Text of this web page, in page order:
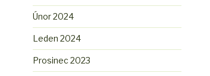
Únor 2024
Leden 2024
Prosinec 2023